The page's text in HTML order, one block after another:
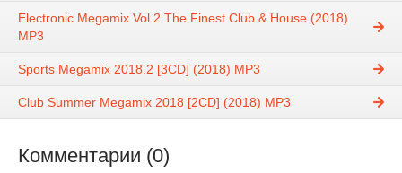
Electronic Megamix Vol.2 The Finest Club & House (2018)
MP3
Sports Megamix 2018.2 [3CD] (2018) MP3
Club Summer Megamix 2018 [2CD] (2018) MP3
Комментарии (0)